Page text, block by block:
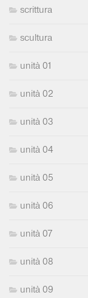
scrittura
scultura
unità 01
unità 02
unità 03
unità 04
unità 05
unità 06
unità 07
unità 08
unità 09